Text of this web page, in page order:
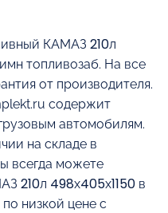
КАМАЗ 210л
топливозаб. На все
от производителя.
содержит
автомобилям.
на складе в
всегда можете
210л 498х405х1150 в
низкой цене с